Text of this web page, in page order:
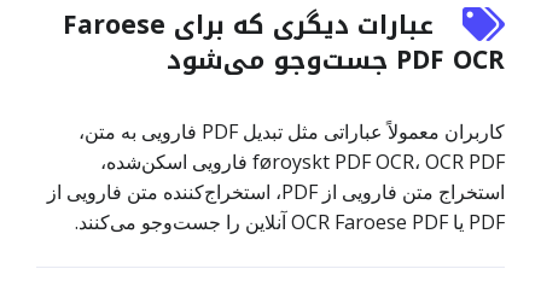
عبارات دیگری که برای Faroese
PDF OCR جست‌وجو می‌شود
کاربران معمولاً عباراتی مثل تبدیل PDF فارویی به متن،
føroyskt PDF OCR، OCR PDF فارویی اسکن‌شده،
استخراج متن فارویی از PDF، استخراج‌کننده متن فارویی از
PDF یا OCR Faroese PDF آنلاین را جست‌وجو می‌کنند.